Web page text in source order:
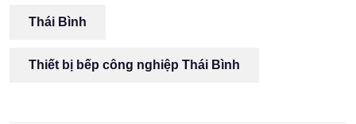
Thái Bình
Thiết bị bếp công nghiệp Thái Bình